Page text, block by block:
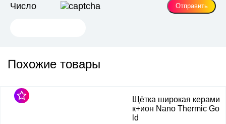
Число
Похожие товары
Щётка широкая керами
к+ион Nano Thermic Go
ld